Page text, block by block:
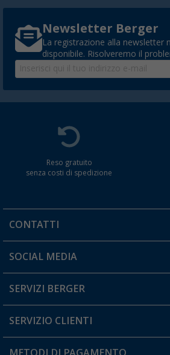
Newsletter Berger
La registrazione alla newsletter
disponibile. Risolveremo il
Reso gratuito
senza costi di spedizione
CONTATTI
Orari di apertura del servizio:
Hai una domanda?
SOCIAL MEDIA
SERVIZI BERGER
Diventare rivenditori
Il mio Account
SERVIZIO CLIENTI
METODI DI PAGAMENTO